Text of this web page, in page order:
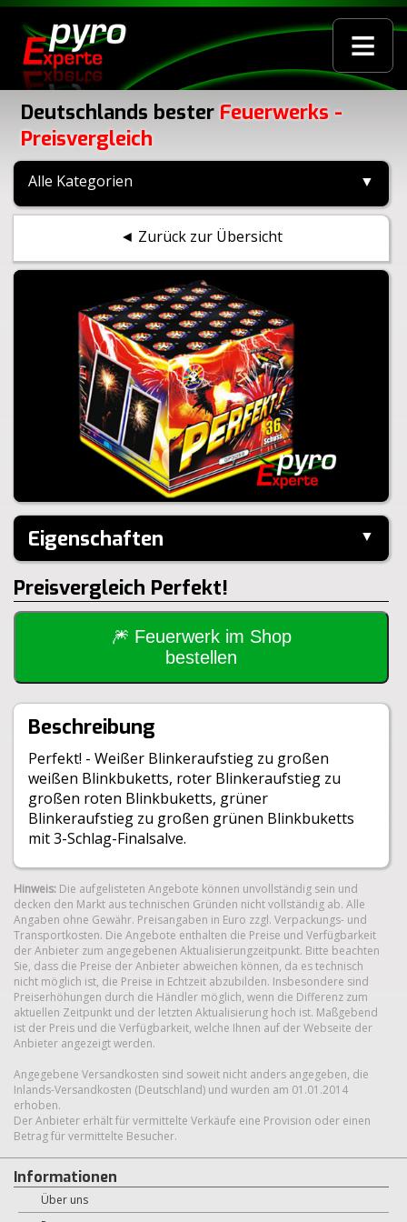
≡
Deutschlands bester Feuerwerks -
Preisvergleich
Alle Kategorien ▼
◄ Zurück zur Übersicht
Eigenschaften ▼
Hersteller:
Panda
Performance:
I-Shape
Kaliber:
25mm
Schuss:
36
35m
55sek
Inhalt je VE:
4 Stück
Größe:
20x19,5x17,5cm
Gewicht Brutto:
Gewicht Netto:
BAM:
BAM-F2-0547
Preisvergleich Perfekt!
🎆 Feuerwerk im Shop
bestellen
Beschreibung
Perfekt! - Weißer Blinkeraufstieg zu großen
weißen Blinkbuketts, roter Blinkeraufstieg zu
großen roten Blinkbuketts, grüner
Blinkeraufstieg zu großen grünen Blinkbuketts
mit 3-Schlag-Finalsalve.
Hinweis: Die aufgelisteten Angebote können unvollständig sein und
decken den Markt aus technischen Gründen nicht vollständig ab. Alle
Angaben ohne Gewähr. Preisangaben in Euro zzgl. Verpackungs- und
Transportkosten. Die Angebote enthalten die Preise und Verfügbarkeit
der Anbieter zum angegebenen Aktualisierungzeitpunkt. Bitte beachten
Sie, dass die Preise der Anbieter abweichen können, da es technisch
nicht möglich ist, die Preise in Echtzeit abzubilden. Insbesondere sind
Preiserhöhungen durch die Händler möglich, wenn die Differenz zum
aktuellen Zeitpunkt und der letzten Aktualisierung hoch ist. Maßgebend
ist der Preis und die Verfügbarkeit, welche Ihnen auf der Webseite der
Anbieter angezeigt werden.
Angegebene Versandkosten sind soweit nicht anders angegeben, die
Inlands-Versandkosten (Deutschland) und wurden am 01.01.2014
erhoben.
Der Anbieter erhält für vermittelte Verkäufe eine Provision oder einen
Betrag für vermittelte Besucher.
Informationen
Über uns